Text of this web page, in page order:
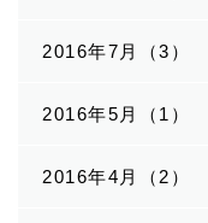
2016年7月（3）
2016年5月（1）
2016年4月（2）